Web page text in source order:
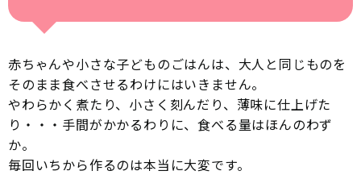
赤ちゃんや小さな子どものごはんは、大人と同じものを
そのまま食べさせるわけにはいきません。
やわらかく煮たり、小さく刻んだり、薄味に仕上げた
り・・・手間がかかるわりに、食べる量はほんのわず
か。
毎回いちから作るのは本当に大変です。